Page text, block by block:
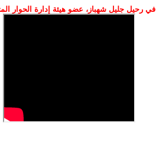
في رحيل جليل شهباز، عضو هيئة إدارة الحوار